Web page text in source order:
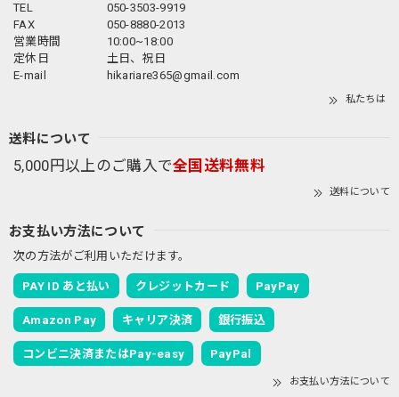
TEL
050-3503-9919
FAX
050-8880-2013
営業時間
10:00~18:00
定休日
土日、祝日
E-mail
hikariare365@gmail.com
私たちは
送料について
5,000円以上のご購入で全国送料無料
送料について
お支払い方法について
次の方法がご利用いただけます。
PAY ID あと払い クレジットカード PayPay
Amazon Pay キャリア決済 銀行振込
コンビニ決済またはPay-easy PayPal
お支払い方法について